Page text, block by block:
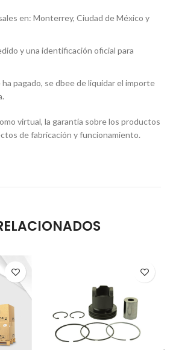
en: Monterrey, Ciudad de México y
y una identificación oficial para
pagado, se dbee de liquidar el importe
virtual, la garantía sobre los productos
de fabricación y funcionamiento.